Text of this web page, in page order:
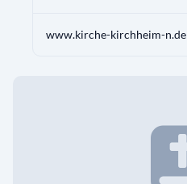
www.kirche-kirchheim-n.de